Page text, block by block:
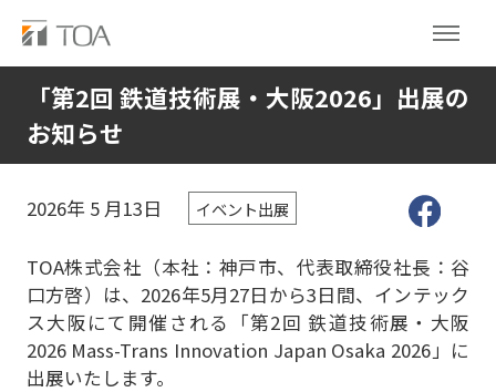
「第2回 鉄道技術展・大阪2026」出展の
お知らせ
2026年 5 月13日 イベント出展
TOA株式会社（本社：神戸市、代表取締役社長：谷
口方啓）は、2026年5月27日から3日間、インテック
ス大阪にて開催される「第2回 鉄道技術展・大阪
2026 Mass-Trans Innovation Japan Osaka 2026」に
出展いたします。